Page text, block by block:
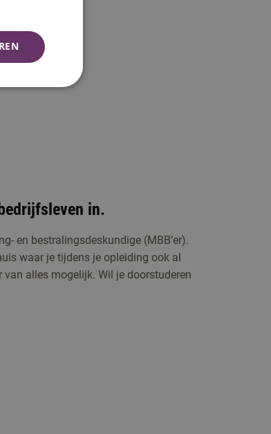
in.
en bestralingsdeskundige (MBB’er).
waar je tijdens je opleiding ook al
alles mogelijk. Wil je doorstuderen